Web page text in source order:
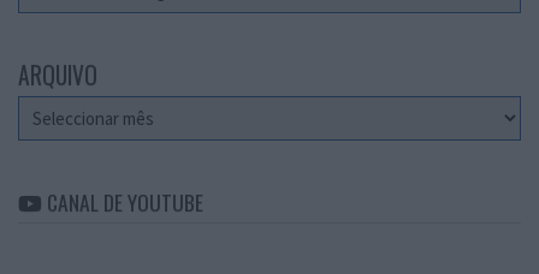
ARQUIVO
Arquivo
CANAL DE YOUTUBE